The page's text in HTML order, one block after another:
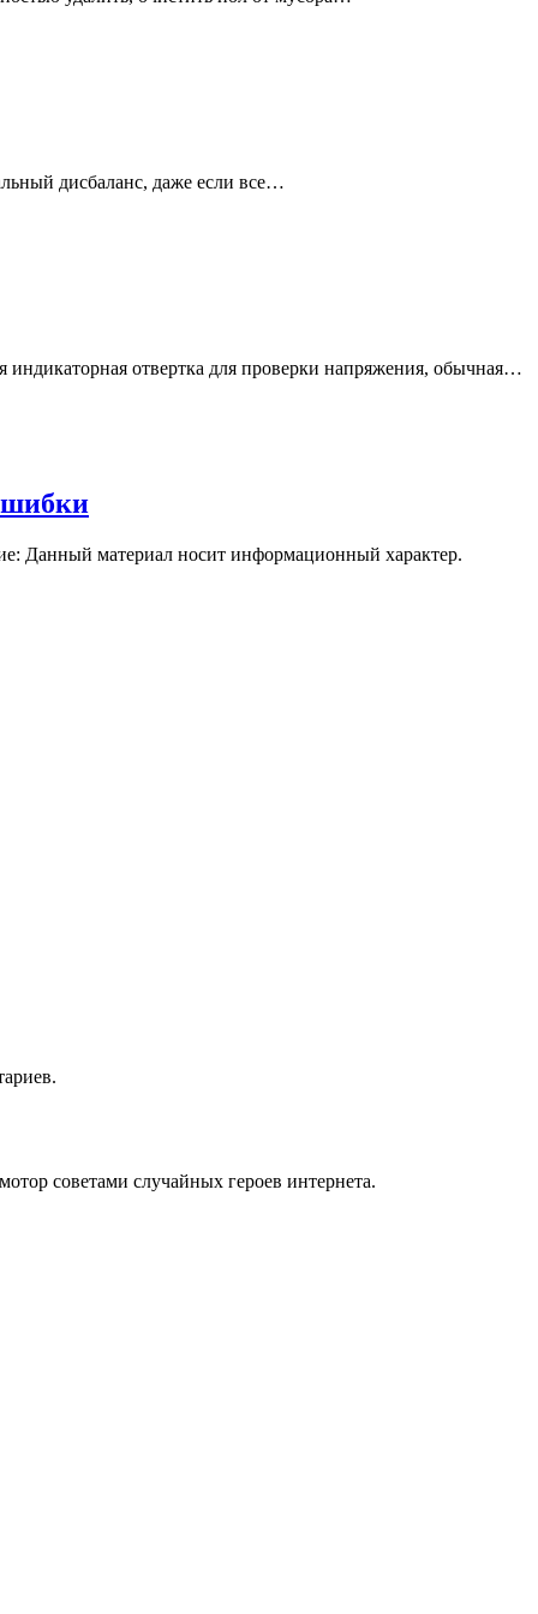
дисбаланс, даже если все…
индикаторная отвертка для проверки напряжения, обычная…
Данный материал носит информационный характер.
советами случайных героев интернета.